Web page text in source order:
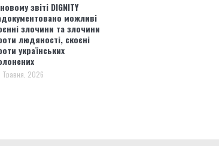
звіті DIGNITY
можливі
злочини та злочини
людяності, скоєні
українських
Травня, 2026